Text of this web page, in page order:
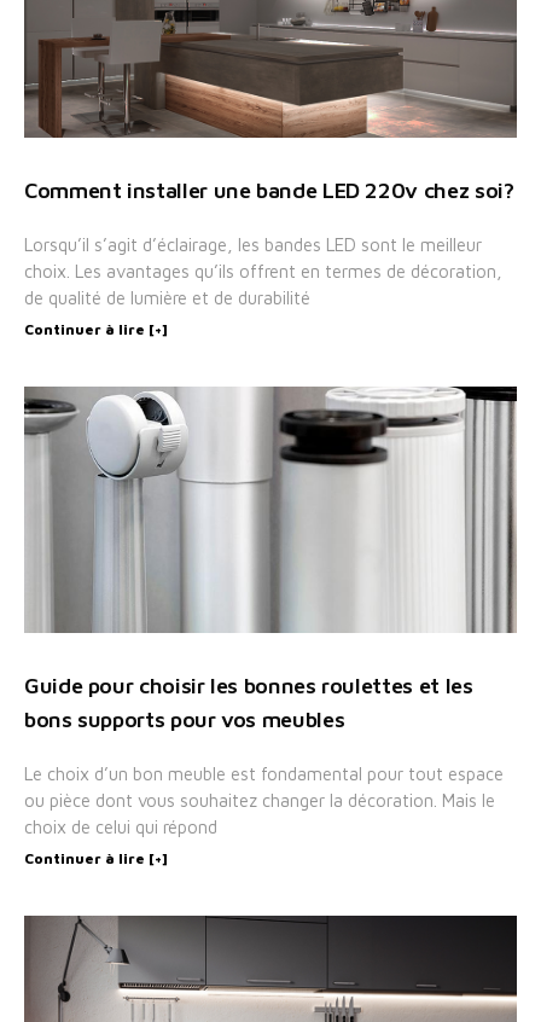
Comment installer une bande LED 220v chez soi?
Lorsqu’il s’agit d’éclairage, les bandes LED sont le meilleur
choix. Les avantages qu’ils offrent en termes de décoration,
de qualité de lumière et de durabilité
Continuer à lire [+]
Guide pour choisir les bonnes roulettes et les
bons supports pour vos meubles
Le choix d’un bon meuble est fondamental pour tout espace
ou pièce dont vous souhaitez changer la décoration. Mais le
choix de celui qui répond
Continuer à lire [+]